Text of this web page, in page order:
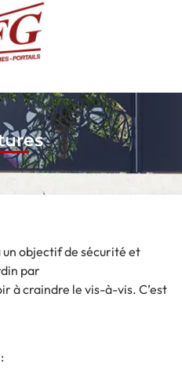
objectif de sécurité et
par
à craindre le vis-à-vis. C’est